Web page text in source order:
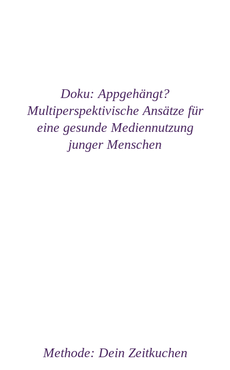
Doku: Appgehängt?
Multiperspektivische Ansätze für
eine gesunde Mediennutzung
junger Menschen
Methode: Dein Zeitkuchen